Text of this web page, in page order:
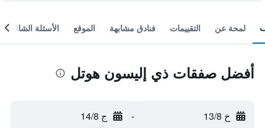
لمحة عن التقييمات فنادق مشابهة الموقع الأسئلة الشائعة
أفضل صفقات ذي إليسون هوتل
خ 13/8 - ج 14/8